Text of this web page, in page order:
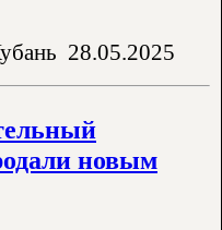
28.05.2025
новым